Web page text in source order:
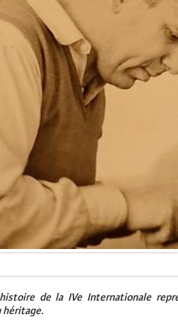
de la IVe Internationale
héritage.